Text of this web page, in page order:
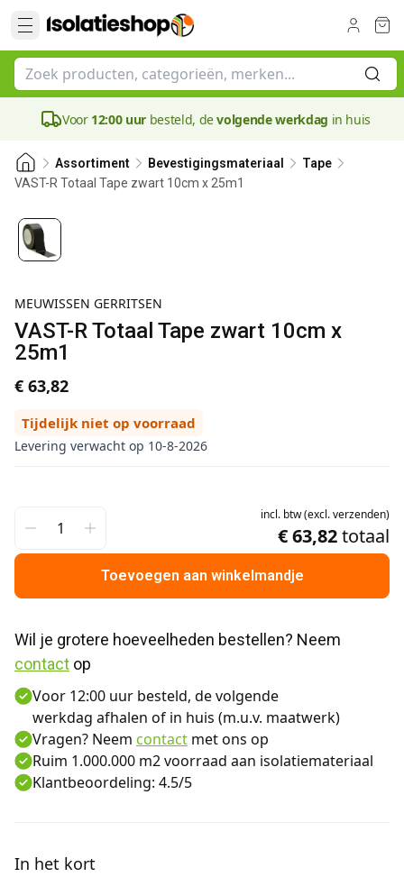
Voor 12:00 uur besteld, devolgende werkdag in huis
Assortiment Bevestigingsmateriaal
Tape
VAST-R Totaal Tape zwart 10cm x 25m1
MEUWISSEN GERRITSEN
VAST-R Totaal Tape zwart 10cm x
25m1
€ 63,82
Tijdelijk niet op voorraad
Levering verwacht op 10-8-2026
incl. btw(excl.verzenden)
€ 63,82totaal
Toevoegen aan winkelmandje
contact op
Voor 12:00 uur besteld, de volgende
werkdag afhalen of in huis (m.u.v. maatwerk)
Vragen? Neem contact met ons op
Ruim 1.000.000 m2 voorraad aan isolatiemateriaal
Klantbeoordeling: 4.5/5
In het kort